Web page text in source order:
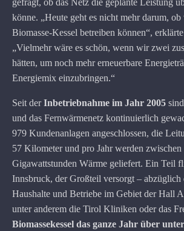
gefragt, ob das Netz die geplante Leistung
könne. „Heute geht es nicht mehr darum,
Biomasse-Kessel betreiben können“,
„Vielmehr wäre es schön, wenn wir zwei
hätten, um noch mehr erneuerbare
Energiemix einzubringen.“
Seit derInbetriebnahme im Jahr 2005
und das Fernwärmenetz kontinuierlich
979 Kundenanlagen angeschlossen, die
57 Kilometer und pro Jahr werden
Gigawattstunden Wärme geliefert. Ein Teil
Innsbruck, der Großteil versorgt – abzüglich
Haushalte und Betriebe im Gebiet der Hall
unter anderem die Tirol Kliniken oder das
Biomassekessel das ganze Jahr über